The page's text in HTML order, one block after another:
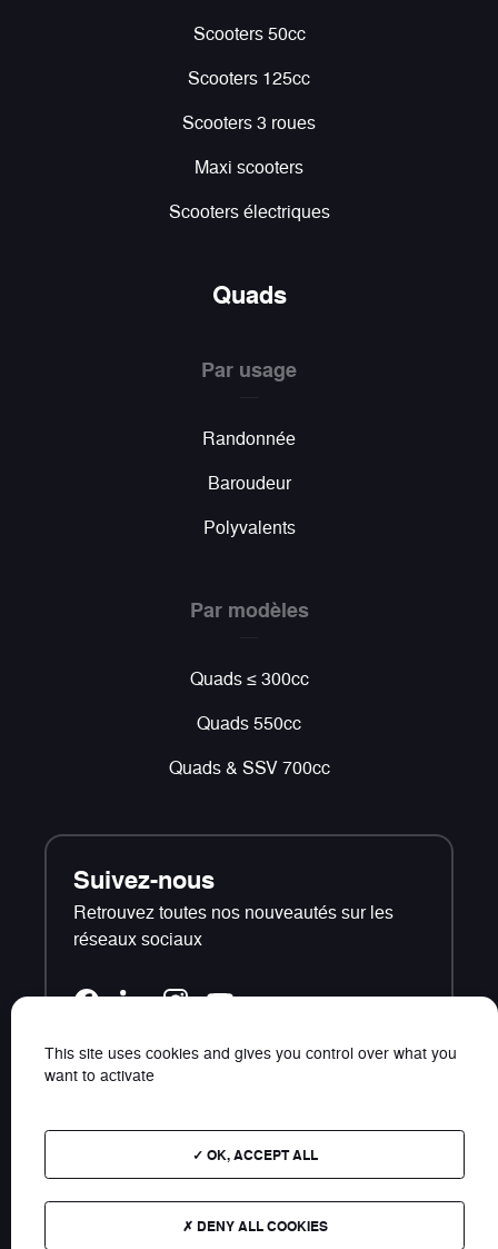
Scooters 50cc
Scooters 125cc
Scooters 3 roues
Maxi scooters
Scooters électriques
Quads
Par usage
Randonnée
Baroudeur
Polyvalents
Par modèles
Quads ≤ 300cc
Quads 550cc
Quads & SSV 700cc
Suivez-nous
Retrouvez toutes nos nouveautés sur les
réseaux sociaux
Plan du site
présents sur ce site s'entendent TTC public
This site uses cookies and gives you control over what you
want to activate
OK, ACCEPT ALL
DENY ALL COOKIES